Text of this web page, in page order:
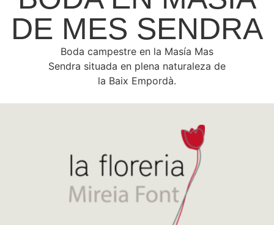
DE MES SENDRA
Boda campestre en la Masía Mas
Sendra situada en plena naturaleza de
la Baix Empordà.